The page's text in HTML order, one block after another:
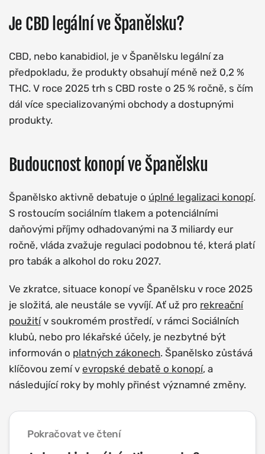
Je CBD legální ve Španělsku?
CBD, nebo kanabidiol, je v Španělsku legální za
předpokladu, že produkty obsahují méně než 0,2 %
THC. V roce 2025 trh s CBD roste o 25 % ročně, s čím
dál více specializovanými obchody a dostupnými
produkty.
Budoucnost konopí ve Španělsku
Španělsko aktivně debatuje o úplné legalizaci konopí.
S rostoucím sociálním tlakem a potenciálními
daňovými příjmy odhadovanými na 3 miliardy eur
ročně, vláda zvažuje regulaci podobnou té, která platí
pro tabák a alkohol do roku 2027.
Ve zkratce, situace konopí ve Španělsku v roce 2025
je složitá, ale neustále se vyvíjí. Ať už pro rekreační
použitív soukromém prostředí, v rámci Sociálních
klubů, nebo pro lékařské účely, je nezbytné být
informován o platných zákonech. Španělsko zůstává
klíčovou zemí vevropské debatě o konopí, a
následující roky by mohly přinést významné změny.
Pokračovat ve čtení